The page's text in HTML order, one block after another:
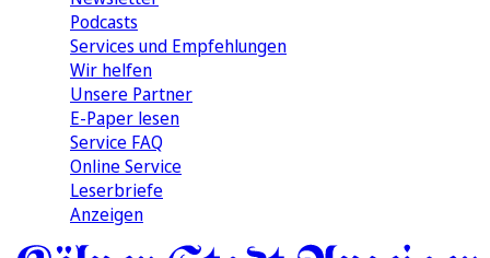
Podcasts
Services und Empfehlungen
Wir helfen
Unsere Partner
E-Paper lesen
Service FAQ
Online Service
Leserbriefe
Anzeigen